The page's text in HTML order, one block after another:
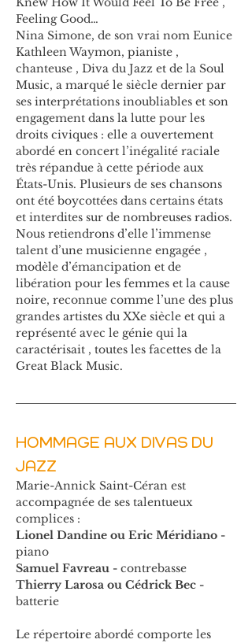
Feeling Good…
Nina Simone, de son vrai nom Eunice
Kathleen Waymon, pianiste ,
chanteuse , Diva du Jazz et de la Soul
Music, a marqué le siècle dernier par
ses interprétations inoubliables et son
engagement dans la lutte pour les
droits civiques : elle a ouvertement
abordé en concert l’inégalité raciale
très répandue à cette période aux
États-Unis. Plusieurs de ses chansons
ont été boycottées dans certains états
et interdites sur de nombreuses radios.
Nous retiendrons d’elle l’immense
talent d’une musicienne engagée ,
modèle d’émancipation et de
libération pour les femmes et la cause
noire, reconnue comme l’une des plus
grandes artistes du XXe siècle et qui a
représenté avec le génie qui la
caractérisait , toutes les facettes de la
Great Black Music.
HOMMAGE AUX DIVAS DU
JAZZ
Marie-Annick Saint-Céran est
accompagnée de ses talentueux
complices :
Lionel Dandine ou Eric Méridiano -
piano
Samuel Favreau - contrebasse
Thierry Larosa ou Cédrick Bec -
batterie
Le répertoire abordé comporte les